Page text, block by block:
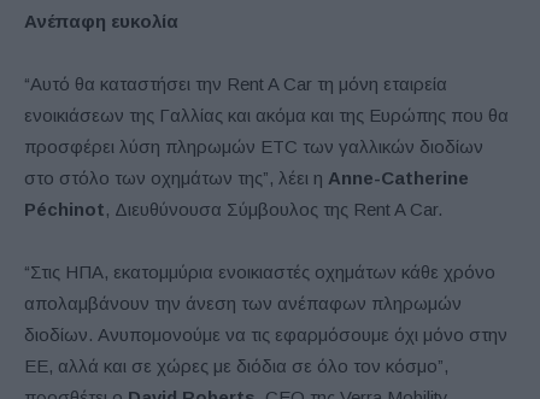
Ανέπαφη ευκολία
“Αυτό θα καταστήσει την Rent A Car τη μόνη εταιρεία
ενοικιάσεων της Γαλλίας και ακόμα και της Ευρώπης που θα
προσφέρει λύση πληρωμών ETC των γαλλικών διοδίων
στο στόλο των οχημάτων της”, λέει η Anne-Catherine
Péchinot, Διευθύνουσα Σύμβουλος της Rent A Car.
“Στις ΗΠΑ, εκατομμύρια ενοικιαστές οχημάτων κάθε χρόνο
απολαμβάνουν την άνεση των ανέπαφων πληρωμών
διοδίων. Ανυπομονούμε να τις εφαρμόσουμε όχι μόνο στην
ΕΕ, αλλά και σε χώρες με διόδια σε όλο τον κόσμο”,